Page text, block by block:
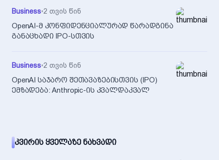
Business•2 თვის წინ
OpenAI-მ კონფიდენციალურად წარადგინა
განაცხადი IPO-სთვის
Business•2 თვის წინ
OpenAI საჯარო შეთავაზებისთვის (IPO)
ემზადება: Anthropic-ის კვალდაკვალ
ᲙᲕᲘᲠᲘᲡ ᲧᲕᲔᲚᲐᲖᲔ ᲜᲐᲮᲕᲐᲓᲘ